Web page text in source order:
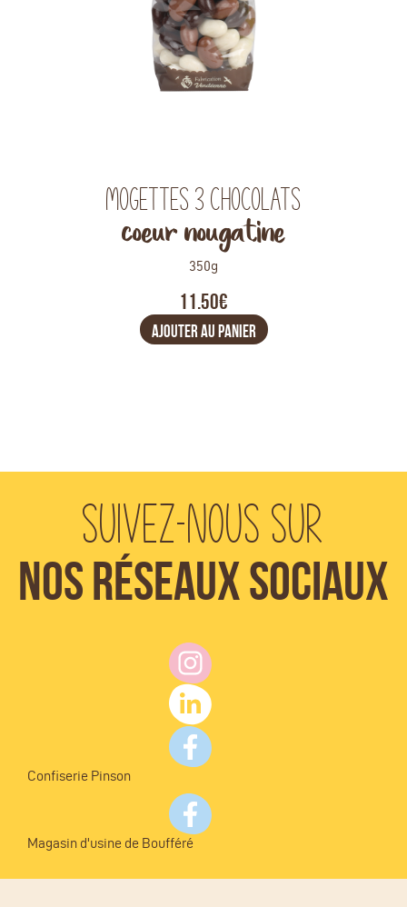
Mogettes 3 chocolats
coeur nougatine
350g
11.50€
AJOUTER AU PANIER
Suivez-nous sur
Nos réseaux sociaux
Confiserie Pinson
Magasin d'usine de Boufféré